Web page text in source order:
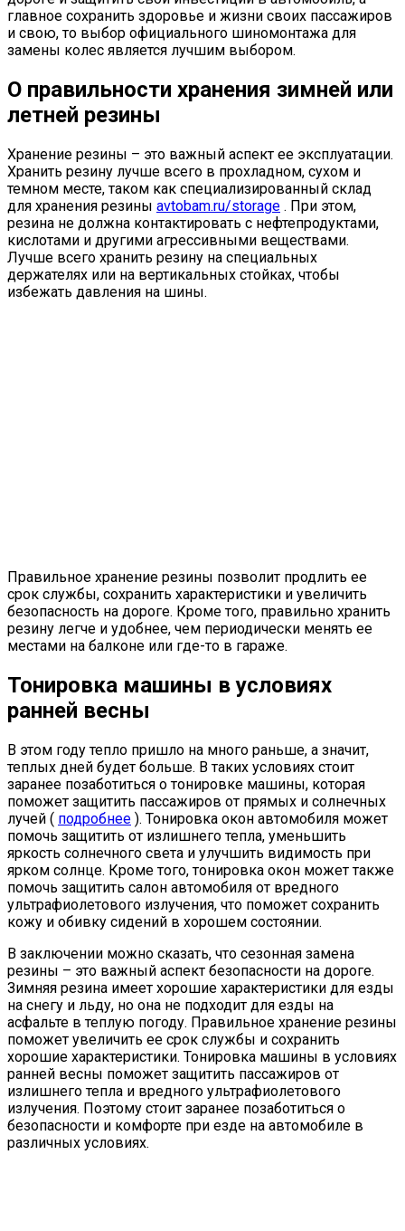
главное сохранить здоровье и жизни своих пассажиров
и свою, то выбор официального шиномонтажа для
замены колес является лучшим выбором.
О правильности хранения зимней или
летней резины
Хранение резины – это важный аспект ее эксплуатации.
Хранить резину лучше всего в прохладном, сухом и
темном месте, таком как специализированный склад
для хранения резины avtobam.ru/storage . При этом,
резина не должна контактировать с нефтепродуктами,
кислотами и другими агрессивными веществами.
Лучше всего хранить резину на специальных
держателях или на вертикальных стойках, чтобы
избежать давления на шины.
Правильное хранение резины позволит продлить ее
срок службы, сохранить характеристики и увеличить
безопасность на дороге. Кроме того, правильно хранить
резину легче и удобнее, чем периодически менять ее
местами на балконе или где-то в гараже.
Тонировка машины в условиях
ранней весны
В этом году тепло пришло на много раньше, а значит,
теплых дней будет больше. В таких условиях стоит
заранее позаботиться о тонировке машины, которая
поможет защитить пассажиров от прямых и солнечных
лучей ( подробнее ). Тонировка окон автомобиля может
помочь защитить от излишнего тепла, уменьшить
яркость солнечного света и улучшить видимость при
ярком солнце. Кроме того, тонировка окон может также
помочь защитить салон автомобиля от вредного
ультрафиолетового излучения, что поможет сохранить
кожу и обивку сидений в хорошем состоянии.
В заключении можно сказать, что сезонная замена
резины – это важный аспект безопасности на дороге.
Зимняя резина имеет хорошие характеристики для езды
на снегу и льду, но она не подходит для езды на
асфальте в теплую погоду. Правильное хранение резины
поможет увеличить ее срок службы и сохранить
хорошие характеристики. Тонировка машины в условиях
ранней весны поможет защитить пассажиров от
излишнего тепла и вредного ультрафиолетового
излучения. Поэтому стоит заранее позаботиться о
безопасности и комфорте при езде на автомобиле в
различных условиях.